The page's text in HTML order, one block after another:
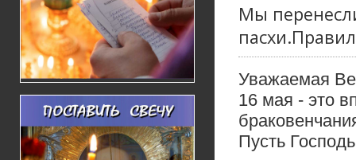
Мы
Уважаемая
16 мая - это
Пусть